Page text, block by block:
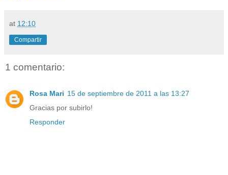
at 12:10
Compartir
1 comentario:
Rosa Mari 15 de septiembre de 2011 a las 13:27
Gracias por subirlo!
Responder